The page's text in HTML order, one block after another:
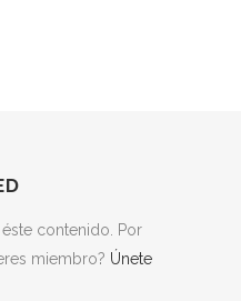
contenido. Por
miembro? Únete